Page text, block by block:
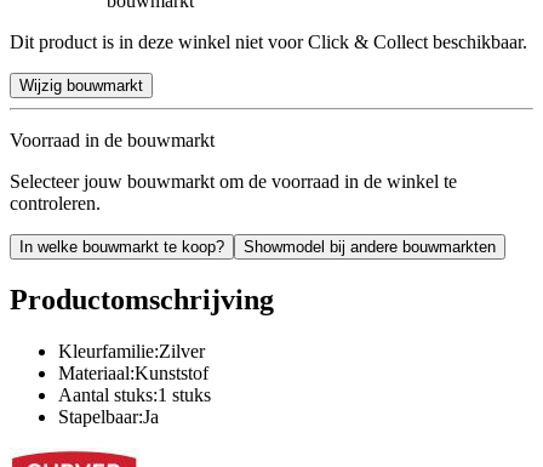
Dit product is in deze winkel niet voor Click & Collect beschikbaar.
Wijzig bouwmarkt
Voorraad in de bouwmarkt
Selecteer jouw bouwmarkt om de voorraad in de winkel te
controleren.
In welke bouwmarkt te koop? Showmodel bij andere bouwmarkten
Productomschrijving
Kleurfamilie:Zilver
Materiaal:Kunststof
Aantal stuks:1 stuks
Stapelbaar:Ja